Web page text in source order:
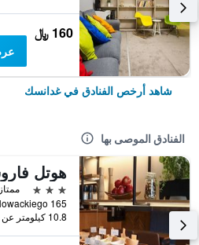
160 ﷼
شاهد أرخص الفنادق في غدانسك
الفنادق الموصى بها
3 نجوم
ممتاز 9.3
10.8 كيلومتر عن وسط المدينة